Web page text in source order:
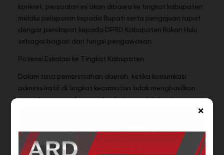
×
konkret, persoalan ini akan dibawa ke tingkat kabupaten
melalui pelaporan kepada Bupati serta pengajuan rapat
dengar pendapat kepada DPRD Kabupaten Rokan Hulu
sebagai bagian dari fungsi pengawasan.
Potensi Eskalasi ke Tingkat Kabupaten
Dalam tata pemerintahan daerah, ketika komunikasi
administratif di tingkat kecamatan tidak menghasilkan
penyelesaian, mekanisme berikutnya adalah intervensi
kepentingan masyarakat terlindungi dan kondusivitas
wilayah tetap terjaga.